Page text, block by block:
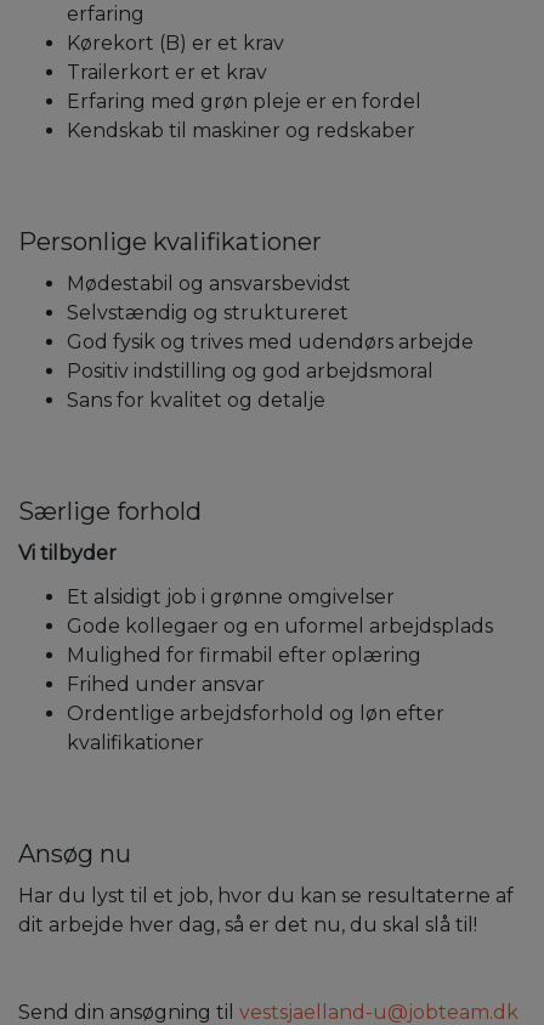
erfaring
Kørekort (B) er et krav
Trailerkort er et krav
Erfaring med grøn pleje er en fordel
Kendskab til maskiner og redskaber
Personlige kvalifikationer
Mødestabil og ansvarsbevidst
Selvstændig og struktureret
God fysik og trives med udendørs arbejde
Positiv indstilling og god arbejdsmoral
Sans for kvalitet og detalje
Særlige forhold
Vi tilbyder
Et alsidigt job i grønne omgivelser
Gode kollegaer og en uformel arbejdsplads
Mulighed for firmabil efter oplæring
Frihed under ansvar
Ordentlige arbejdsforhold og løn efter
kvalifikationer
Ansøg nu
Har du lyst til et job, hvor du kan se resultaterne af
dit arbejde hver dag, så er det nu, du skal slå til!
Send din ansøgning til vestsjaelland-u@jobteam.dk